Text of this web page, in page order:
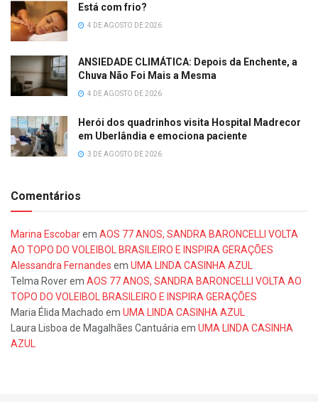
Está com frio?
4 DE AGOSTO DE 2026
ANSIEDADE CLIMÁTICA: Depois da Enchente, a
Chuva Não Foi Mais a Mesma
4 DE AGOSTO DE 2026
Herói dos quadrinhos visita Hospital Madrecor
em Uberlândia e emociona paciente
3 DE AGOSTO DE 2026
Comentários
Marina Escobarem AOS 77 ANOS, SANDRA BARONCELLI VOLTA
AO TOPO DO VOLEIBOL BRASILEIRO E INSPIRA GERAÇÕES
Alessandra Fernandes em UMA LINDA CASINHA AZUL
Telma Roverem AOS 77 ANOS, SANDRA BARONCELLI VOLTA AO
TOPO DO VOLEIBOL BRASILEIRO E INSPIRA GERAÇÕES
Maria Élida Machado em UMA LINDA CASINHA AZUL
Laura Lisboa de Magalhães Cantuária em UMA LINDA CASINHA
AZUL